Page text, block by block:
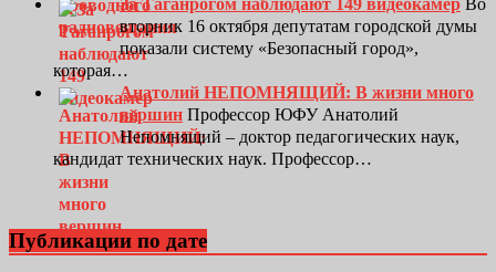
За Таганрогом наблюдают 149 видеокамер Во
вторник 16 октября депутатам городской думы
показали систему «Безопасный город»,
которая…
Анатолий НЕПОМНЯЩИЙ: В жизни много
вершин Профессор ЮФУ Анатолий
Непомнящий – доктор педагогических наук,
кандидат технических наук. Профессор…
Публикации по дате